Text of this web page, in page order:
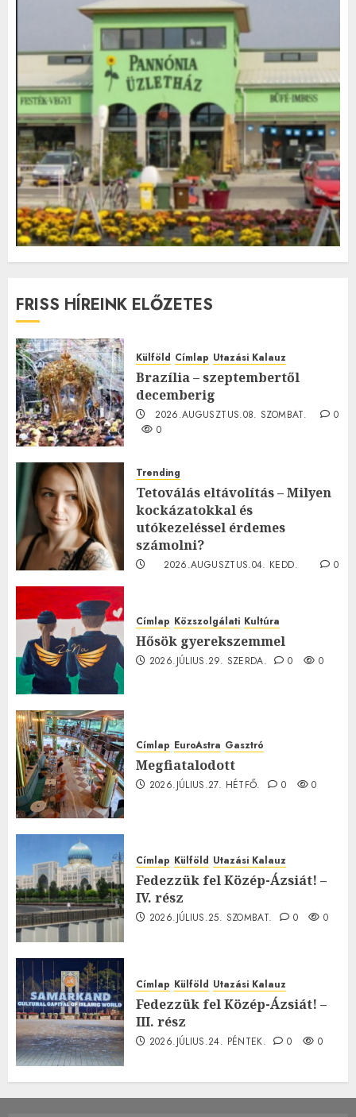
FRISS HÍREINK ELŐZETES
Külföld Címlap Utazási Kalauz
Brazília – szeptembertől
decemberig
2026.AUGUSZTUS.08. SZOMBAT.
0
0
Trending
Tetoválás eltávolítás – Milyen
kockázatokkal és
utókezeléssel érdemes
számolni?
2026.AUGUSZTUS.04. KEDD.
0
Címlap Közszolgálati Kultúra
Hősök gyerekszemmel
2026.JÚLIUS.29. SZERDA. 0 0
Címlap EuroAstra Gasztró
Megfiatalodott
2026.JÚLIUS.27. HÉTFŐ. 0 0
Címlap Külföld Utazási Kalauz
Fedezzük fel Közép-Ázsiát! –
IV. rész
2026.JÚLIUS.25. SZOMBAT. 0 0
Címlap Külföld Utazási Kalauz
Fedezzük fel Közép-Ázsiát! –
III. rész
2026.JÚLIUS.24. PÉNTEK. 0 0